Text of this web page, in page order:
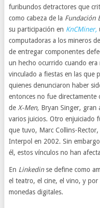
furibundos detractores que
como cabeza de la Fundación
su participación en KnCMiner,
computadoras a los mineros
de entregar componentes
un hecho ocurrido cuando
vinculado a fiestas en las que
quienes denunciaron haber
entonces no fue
de X-Men, Bryan Singer, gran
varios juicios. Otro enjuiciado
que tuvo, Marc Collins-
Interpol en 2002. Sin
él, estos vínculos no han
En Linkedinse define como
el teatro, el cine, el vino, y
monedas digitales.